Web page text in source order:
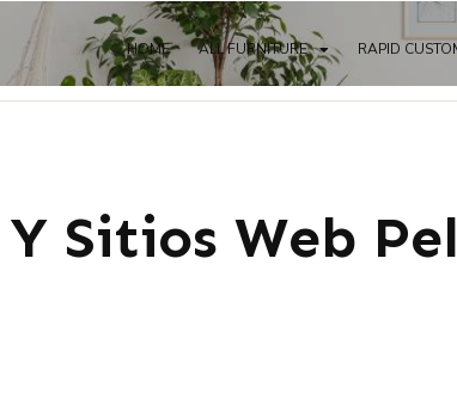
HOME ALL FURNITURE RAPID
Sitios Web